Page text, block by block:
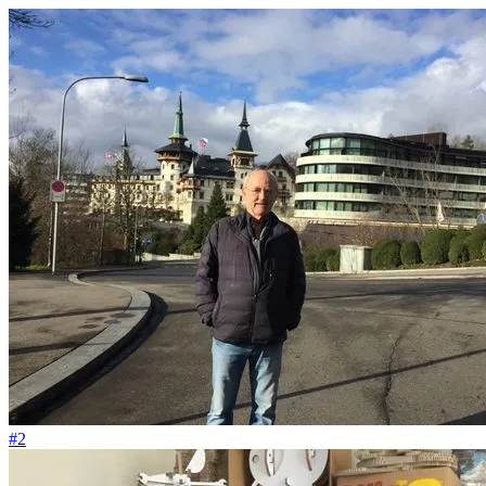
#75
Wenn du all den Konsum nicht mitmachst, hast du Freiheit
#2